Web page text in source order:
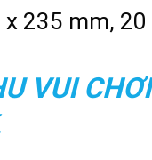
235 mm,
VUI